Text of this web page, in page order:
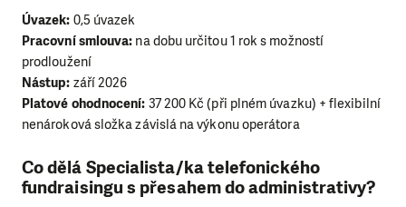
Úvazek: 0,5 úvazek
Pracovní smlouva: na dobu určitou 1 rok s možností
prodloužení
Nástup: září 2026
Platové ohodnocení: 37 200 Kč (při plném úvazku) + flexibilní
nenároková složka závislá na výkonu operátora
Co dělá Specialista/ka telefonického
fundraisingu s přesahem do administrativy?